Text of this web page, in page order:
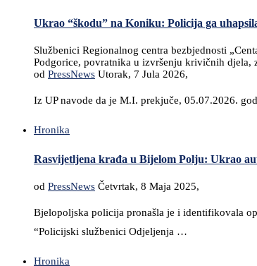
Ukrao “škodu” na Koniku: Policija ga
Službenici Regionalnog centra bezbjednosti
Podgorice, povratnika u izvršenju krivičnih djela,
od PressNews Utorak, 7 Jula 2026,
Iz UP navode da je M.I. prekjuče, 05.07.2026.
Hronika
Rasvijetljena krađa u Bijelom Polju: Ukrao
od PressNews Četvrtak, 8 Maja 2025,
Bjelopoljska policija pronašla je i identifikovala
“Policijski službenici Odjeljenja …
Hronika